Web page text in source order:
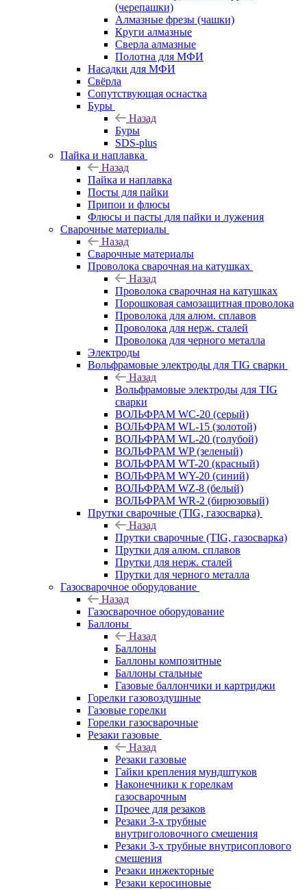
(черепашки)
Алмазные фрезы (чашки)
Круги алмазные
Сверла алмазные
Полотна для МФИ
Насадки для МФИ
Свёрла
Сопутствующая оснастка
Буры
Назад
Буры
SDS-plus
Пайка и наплавка
Назад
Пайка и наплавка
Посты для пайки
Припои и флюсы
Флюсы и пасты для пайки и лужения
Сварочные материалы
Назад
Сварочные материалы
Проволока сварочная на катушках
Назад
Проволока сварочная на катушках
Порошковая самозащитная проволока
Проволока для алюм. сплавов
Проволока для нерж. сталей
Проволока для черного металла
Электроды
Вольфрамовые электроды для TIG сварки
Назад
Вольфрамовые электроды для TIG
сварки
ВОЛЬФРАМ WC-20 (серый)
ВОЛЬФРАМ WL-15 (золотой)
ВОЛЬФРАМ WL-20 (голубой)
ВОЛЬФРАМ WP (зеленый)
ВОЛЬФРАМ WT-20 (красный)
ВОЛЬФРАМ WY-20 (синий)
ВОЛЬФРАМ WZ-8 (белый)
ВОЛЬФРАМ WR-2 (бирюзовый)
Прутки сварочные (TIG, газосварка)
Назад
Прутки сварочные (TIG, газосварка)
Прутки для алюм. сплавов
Прутки для нерж. сталей
Прутки для черного металла
Газосварочное оборудование
Назад
Газосварочное оборудование
Баллоны
Назад
Баллоны
Баллоны композитные
Баллоны стальные
Газовые баллончики и картриджи
Горелки газовоздушные
Газовые горелки
Горелки газосварочные
Резаки газовые
Назад
Резаки газовые
Гайки крепления мундштуков
Наконечники к горелкам
газосварочным
Прочее для резаков
Резаки 3-х трубные
внутриголовочного смешения
Резаки 3-х трубные внутрисоплового
смешения
Резаки инжекторные
Резаки керосиновые